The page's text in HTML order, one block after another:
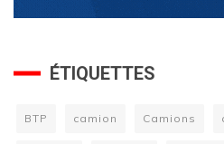
ÉTIQUETTES
BTP camion Camions